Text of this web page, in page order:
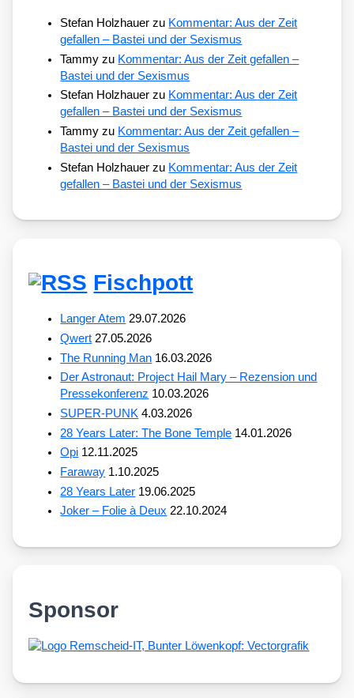
Stefan Holzhauer zu Kommentar: Aus der Zeit
gefallen – Bastei und der Sexismus
Tammy zu Kommentar: Aus der Zeit gefallen –
Bastei und der Sexismus
Stefan Holzhauer zu Kommentar: Aus der Zeit
gefallen – Bastei und der Sexismus
Tammy zu Kommentar: Aus der Zeit gefallen –
Bastei und der Sexismus
Stefan Holzhauer zu Kommentar: Aus der Zeit
gefallen – Bastei und der Sexismus
Fischpott
Langer Atem 29.07.2026
Qwert 27.05.2026
The Running Man 16.03.2026
Der Astronaut: Project Hail Mary – Rezension und
Pressekonferenz 10.03.2026
SUPER-PUNK 4.03.2026
28 Years Later: The Bone Temple 14.01.2026
Opi 12.11.2025
Faraway 1.10.2025
28 Years Later 19.06.2025
Joker – Folie à Deux 22.10.2024
Sponsor